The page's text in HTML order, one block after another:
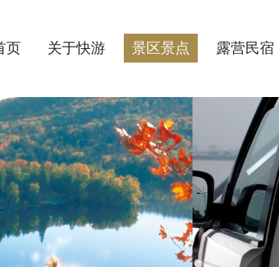
页 关于快游 景区景点 露营民宿